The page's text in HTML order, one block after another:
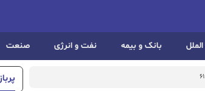
بانک و بیمه نفت و انرژی صنعت